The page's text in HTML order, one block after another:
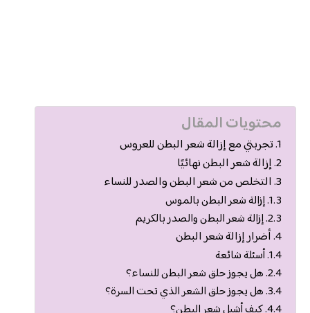
محتويات المقال
تجربتي مع إزالة شعر البطن للعروس
إزالة شعر البطن نهائيًا
التخلص من شعر البطن والصدر للنساء
إزالة شعر البطن بالموس
إزالة شعر البطن والصدر بالكريم
أضرار إزالة شعر البطن
أسئلة شائعة
هل يجوز حلق شعر البطن للنساء؟
هل يجوز حلق الشعر الذي تحت السرة؟